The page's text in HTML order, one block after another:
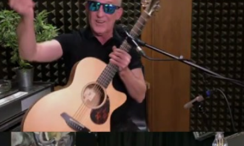
Koncerty
SRPEN
08 Třebívlice
SRPEN
09 Tachov